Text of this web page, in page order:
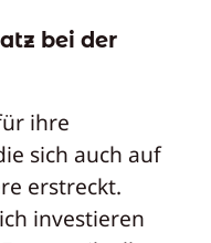
bei der
ihre
sich auch auf
erstreckt.
investieren